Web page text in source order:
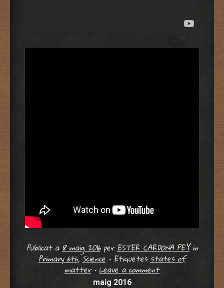
Publicat a8 maig 2016perESTER CARDONA PEY in
Primary 6th,Science • Etiquetesstates of
matter •Leave a comment
maig 2016